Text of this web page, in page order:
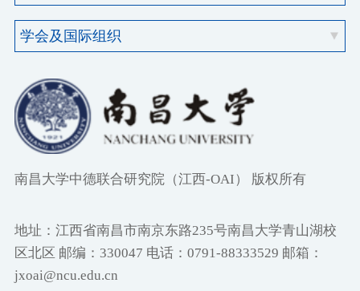
南昌大学中德联合研究院（江西-OAI） 版权所有
地址：江西省南昌市南京东路235号南昌大学青山湖校
区北区 邮编：330047 电话：0791-88333529 邮箱：
jxoai@ncu.edu.cn